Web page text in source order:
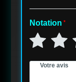
Notation *
Votre avis